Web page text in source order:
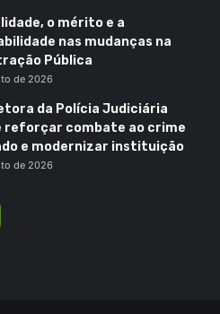
o mérito e a
nas mudanças na
Pública
de 2026
da Polícia Judiciária
reforçar combate ao crime
e modernizar instituição
de 2026